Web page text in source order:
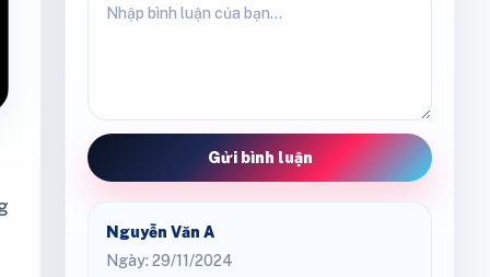
Gửi bình luận
Nguyễn Văn A
Ngày: 29/11/2024